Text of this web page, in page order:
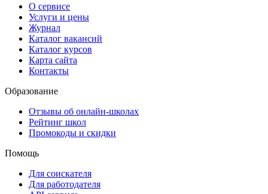
О сервисе
Услуги и цены
Журнал
Каталог вакансий
Каталог курсов
Карта сайта
Контакты
Образование
Отзывы об онлайн-школах
Рейтинг школ
Промокоды и скидки
Помощь
Для соискателя
Для работодателя